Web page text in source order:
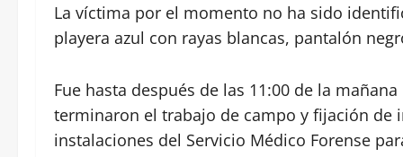
La víctima por el momento no ha sido
playera azul con rayas blancas, pantalón
Fue hasta después de las 11:00 de la
terminaron el trabajo de campo y fijación de
instalaciones del Servicio Médico Forense